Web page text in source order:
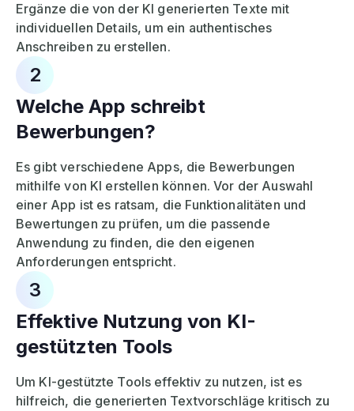
Ergänze die von der KI generierten Texte mit
individuellen Details, um ein authentisches
Anschreiben zu erstellen.
2
Welche App schreibt
Bewerbungen?
Es gibt verschiedene Apps, die Bewerbungen
mithilfe von KI erstellen können. Vor der Auswahl
einer App ist es ratsam, die Funktionalitäten und
Bewertungen zu prüfen, um die passende
Anwendung zu finden, die den eigenen
Anforderungen entspricht.
3
Effektive Nutzung von KI-
gestützten Tools
Um KI-gestützte Tools effektiv zu nutzen, ist es
hilfreich, die generierten Textvorschläge kritisch zu